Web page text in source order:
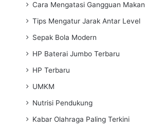
Cara Mengatasi Gangguan Makan
Tips Mengatur Jarak Antar Level
Sepak Bola Modern
HP Baterai Jumbo Terbaru
HP Terbaru
UMKM
Nutrisi Pendukung
Kabar Olahraga Paling Terkini